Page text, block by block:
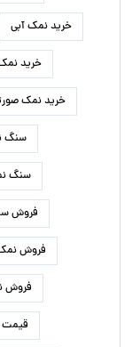
خرید نمک آبی
خرید
خرید نمک
سنگ
سنگ
فروش
فروش
فروش
قیمت